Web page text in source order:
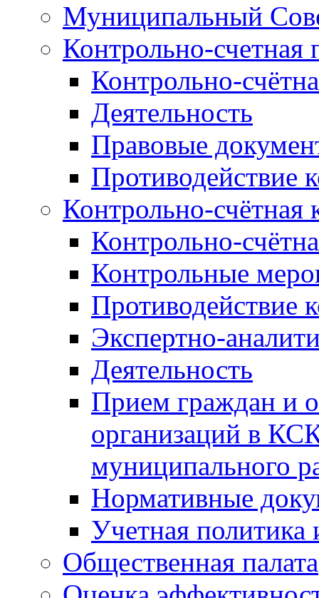
Муниципальный
Контрольно-счетная
Контрольно-
Деятельность
Правовые
Противодействие
Контрольно-счётная
Контрольно-
Контрольные
Противодействие
Экспертно-
Деятельность
Прием граждан и
организаций в
муниципального
Нормативные
Учетная политика
Общественная палата